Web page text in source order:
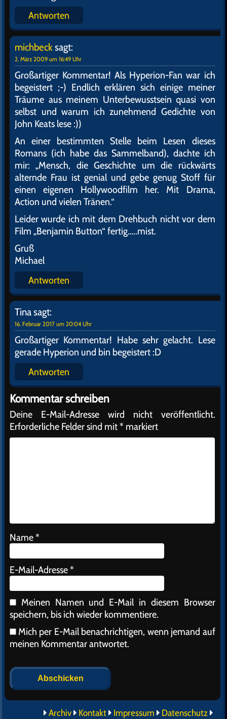
Antworten
michbecksagt:
2. März 2009 um 16:49 Uhr
Großartiger Kommentar! Als Hyperion-Fan war ich
begeistert ;-) Endlich erklären sich einige meiner
Träume aus meinem Unterbewusstsein quasi von
selbst und warum ich zunehmend Gedichte von
John Keats lese :))
An einer bestimmten Stelle beim Lesen dieses
Romans (ich habe das Sammelband), dachte ich
mir: „Mensch, die Geschichte um die rückwärts
alternde Frau ist genial und gebe genug Stoff für
einen eigenen Hollywoodfilm her. Mit Drama,
Action und vielen Tränen.“
Leider wurde ich mit dem Drehbuch nicht vor dem
Film „Benjamin Button“ fertig…..mist.
Gruß
Michael
Antworten
Tinasagt:
16. Februar 2017 um 20:04 Uhr
Großartiger Kommentar! Habe sehr gelacht. Lese
gerade Hyperion und bin begeistert :D
Antworten
Kommentar schreiben
Deine E-Mail-Adresse wird nicht veröffentlicht.
Erforderliche Felder sind mit* markiert
Name*
E-Mail-Adresse*
Meinen Namen und E-Mail in diesem Browser
speichern, bis ich wieder kommentiere.
Mich per E-Mail benachrichtigen, wenn jemand auf
meinen Kommentar antwortet.
Alternative:
Archiv Kontakt Impressum Datenschutz